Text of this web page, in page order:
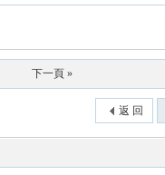
下一頁 »
返 回